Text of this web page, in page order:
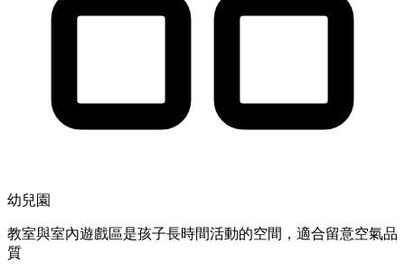
幼兒園
教室與室內遊戲區是孩子長時間活動的空間，適合留意空氣品
質